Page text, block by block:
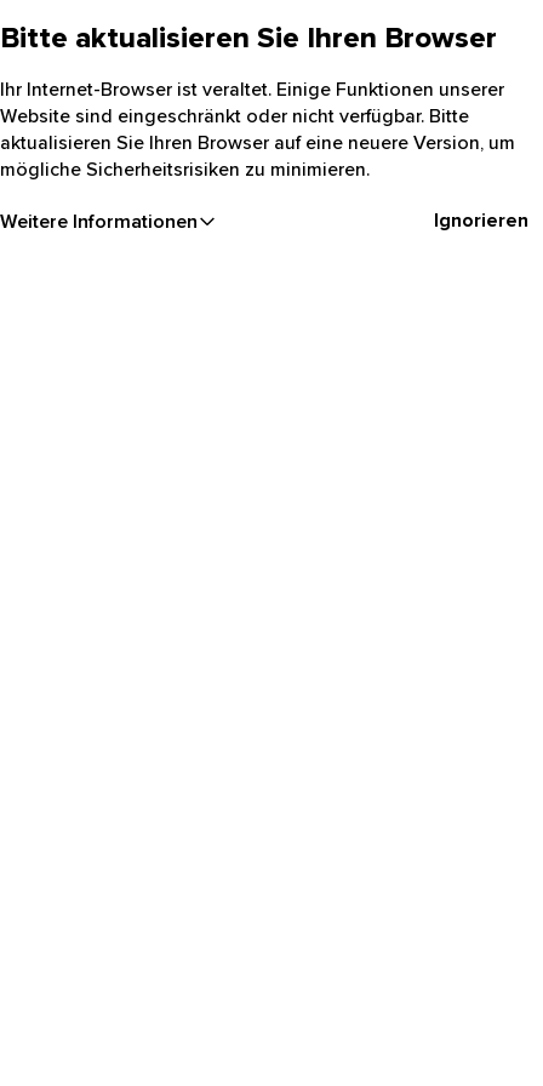
Bitte aktualisieren Sie Ihren Browser
Ihr Internet-Browser ist veraltet. Einige Funktionen unserer
Website sind eingeschränkt oder nicht verfügbar. Bitte
aktualisieren Sie Ihren Browser auf eine neuere Version, um
mögliche Sicherheitsrisiken zu minimieren.
Weitere Informationen Ignorieren